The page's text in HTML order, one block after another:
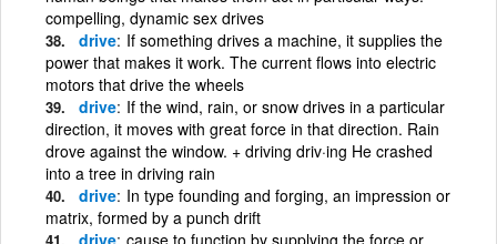
compelling, dynamic sex drives
drive If something drives a machine, it supplies the
power that makes it work. The current flows into electric
motors that drive the wheels
drive If the wind, rain, or snow drives in a particular
direction, it moves with great force in that direction. Rain
drove against the window. + driving driv·ing He crashed
into a tree in driving rain
drive In type founding and forging, an impression or
matrix, formed by a punch drift
drive cause to function by supplying the force or